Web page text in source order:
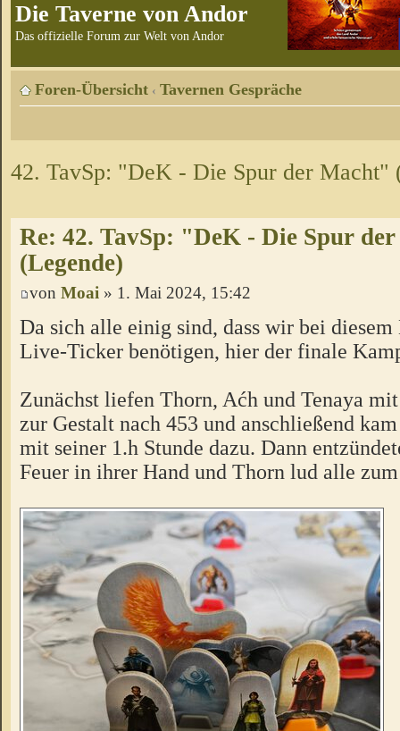
Die Taverne von Andor
Das offizielle Forum zur Welt von Andor
Foren-Übersicht ‹ Tavernen Gespräche
42. TavSp: "DeK - Die Spur der Macht"
Re: 42. TavSp: "DeK - Die Spur
(Legende)
von Moai » 1. Mai 2024, 15:42
Da sich alle einig sind, dass wir bei
Live-Ticker benötigen, hier der finale
Zunächst liefen Thorn, Aćh und Tenaya
zur Gestalt nach 453 und anschließend
mit seiner 1.h Stunde dazu. Dann
Feuer in ihrer Hand und Thorn lud alle